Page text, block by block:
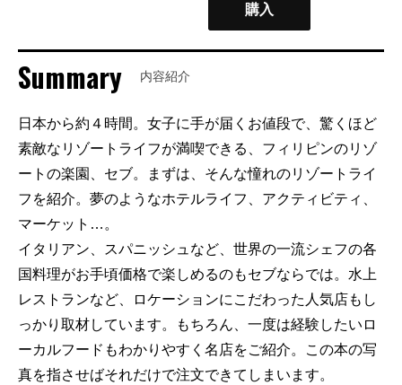
購入
Summary 内容紹介
日本から約４時間。女子に手が届くお値段で、驚くほど
素敵なリゾートライフが満喫できる、フィリピンのリゾ
ートの楽園、セブ。まずは、そんな憧れのリゾートライ
フを紹介。夢のようなホテルライフ、アクティビティ、
マーケット…。
イタリアン、スパニッシュなど、世界の一流シェフの各
国料理がお手頃価格で楽しめるのもセブならでは。水上
レストランなど、ロケーションにこだわった人気店もし
っかり取材しています。もちろん、一度は経験したいロ
ーカルフードもわかりやすく名店をご紹介。この本の写
真を指させばそれだけで注文できてしまいます。